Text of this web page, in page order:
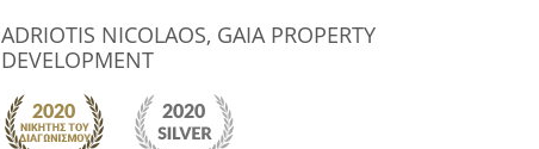
ADRIOTIS NICOLAOS, GAIA PROPERTY
DEVELOPMENT